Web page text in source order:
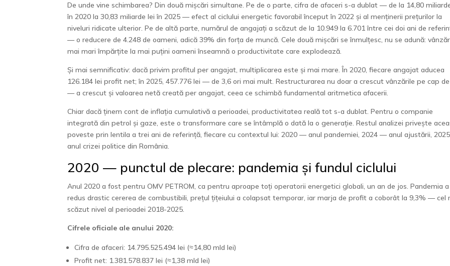
De unde vine schimbarea? Din două mișcări simultane. Pe de o parte, cifra de afaceri s-a dublat — de la 14,80
în 2020 la 30,83 miliarde lei în 2025 — efect al ciclului energetic favorabil început în 2022 și al menținerii prețurilor la
niveluri ridicate ulterior. Pe de altă parte, numărul de angajați a scăzut de la 10.949 la 6.701 între cei doi ani de
— o reducere de 4.248 de oameni, adică 39% din forța de muncă. Cele două mișcări se înmulțesc, nu se adună:
mai mari împărțite la mai puțini oameni înseamnă o productivitate care explodează.
Și mai semnificativ: dacă privim profitul per angajat, multiplicarea este și mai mare. În 2020, fiecare angajat aducea
126.184 lei profit net; în 2025, 457.776 lei — de 3,6 ori mai mult. Restructurarea nu doar a crescut vânzările pe cap
— a crescut și valoarea netă creată per angajat, ceea ce schimbă fundamental aritmetica afacerii.
Chiar dacă ținem cont de inflația cumulativă a perioadei, productivitatea reală tot s-a dublat. Pentru o companie
integrată din petrol și gaze, este o transformare care se întâmplă o dată la o generație. Restul analizei privește
poveste prin lentila a trei ani de referință, fiecare cu contextul lui: 2020 — anul pandemiei, 2024 — anul ajustării,
anul crizei politice din România.
2020 — punctul de plecare: pandemia și fundul ciclului
Anul 2020 a fost pentru OMV PETROM, ca pentru aproape toți operatorii energetici globali, un an de jos. Pandemia a
redus drastic cererea de combustibili, prețul țițeiului a colapsat temporar, iar marja de profit a coborât la 9,3% — cel
scăzut nivel al perioadei 2018-2025.
Cifrele oficiale ale anului 2020:
Cifra de afaceri: 14.795.525.494 lei (≈14,80 mld lei)
Profit net: 1.381.578.837 lei (≈1,38 mld lei)